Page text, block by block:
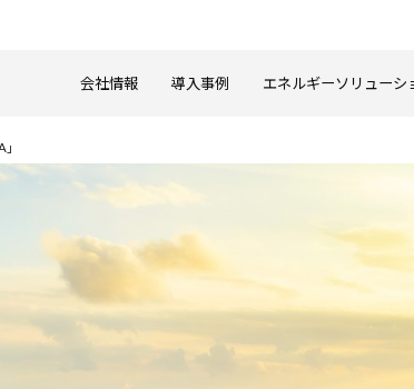
会社情報 導入事例 エネルギーソリューシ